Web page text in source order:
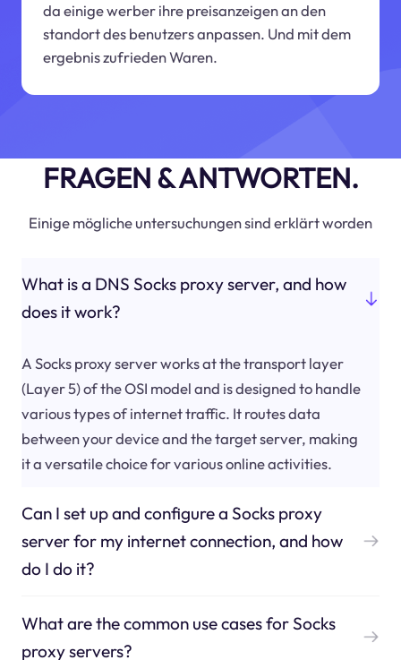
da einige werber ihre preisanzeigen an den
standort des benutzers anpassen. Und mit dem
ergebnis zufrieden Waren.
FRAGEN & ANTWORTEN.
Einige mögliche untersuchungen sind erklärt worden
What is a DNS Socks proxy server, and how
does it work?
A Socks proxy server works at the transport layer
(Layer 5) of the OSI model and is designed to handle
various types of internet traffic. It routes data
between your device and the target server, making
it a versatile choice for various online activities.
Can I set up and configure a Socks proxy
server for my internet connection, and how
do I do it?
What are the common use cases for Socks
proxy servers?